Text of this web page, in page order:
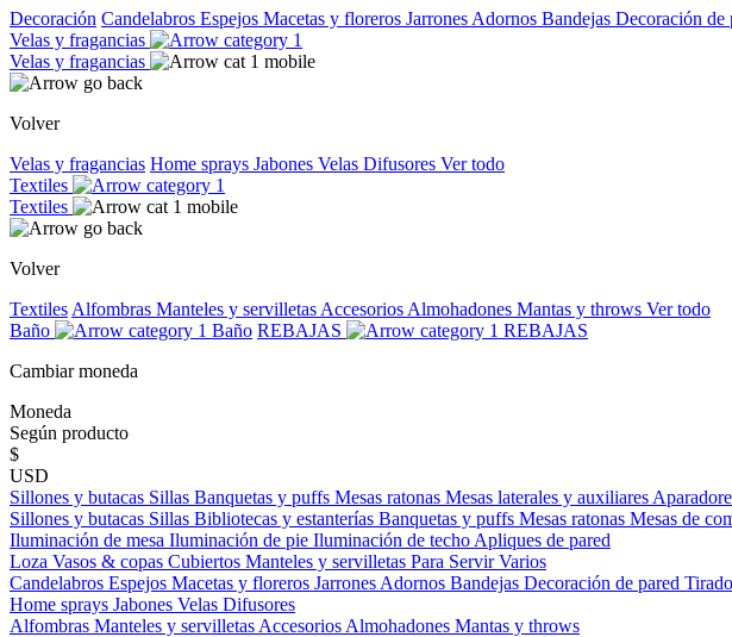
Decoración Candelabros Espejos Macetas y floreros Jarrones Adornos Bandejas Decoración de
Velas y fragancias
Velas y fragancias
Volver
Velas y fragancias Home sprays Jabones Velas Difusores Ver todo
Textiles
Textiles
Volver
Textiles Alfombras Manteles y servilletas Accesorios Almohadones Mantas y throws Ver todo
Baño
Baño REBAJAS
REBAJAS
Cambiar moneda
Moneda
Según producto
$
USD
Sillones y butacas Sillas Banquetas y puffs Mesas ratonas Mesas laterales y auxiliares
Sillones y butacas Sillas Bibliotecas y estanterías Banquetas y puffs Mesas ratonas Mesas de
Iluminación de mesa Iluminación de pie Iluminación de techo Apliques de pared
Loza Vasos & copas Cubiertos Manteles y servilletas Para ServirVarios
Candelabros Espejos Macetas y floreros Jarrones Adornos Bandejas Decoración de pared
Home sprays Jabones Velas Difusores
Alfombras Manteles y servilletas Accesorios Almohadones Mantas y throws